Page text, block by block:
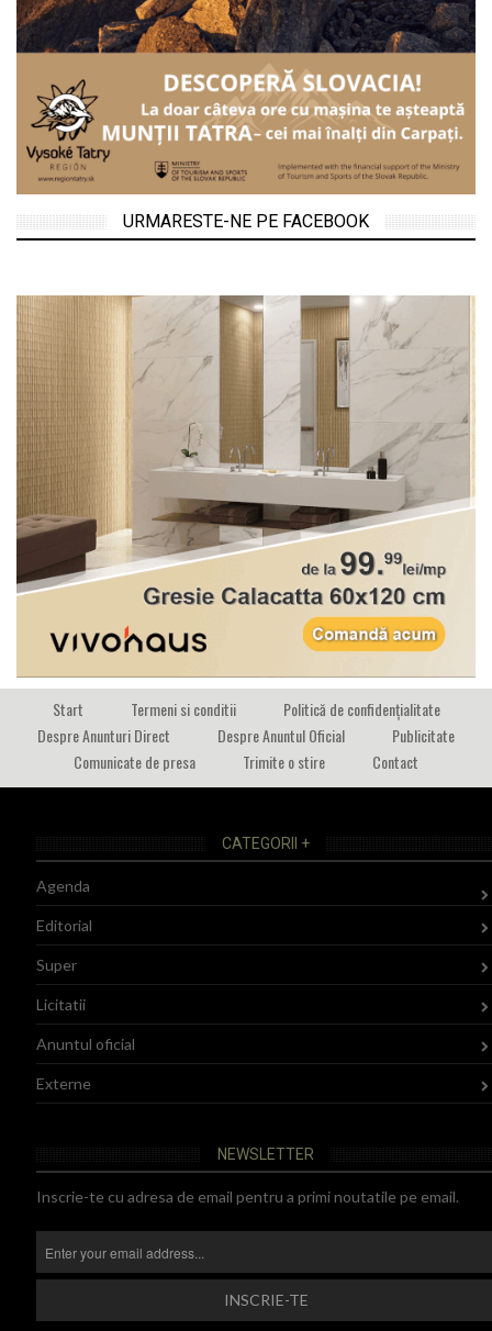
URMARESTE-NE PE FACEBOOK
Start Termeni si conditii
Politică de confidențialitate
Despre Anunturi Direct
Despre Anuntul Oficial
Publicitate
Comunicate de presa
Trimite o stire Contact
CATEGORII +
Agenda
Editorial
Super
Licitatii
Anuntul oficial
Externe
NEWSLETTER
Inscrie-te cu adresa de email pentru a primi noutatile pe email.